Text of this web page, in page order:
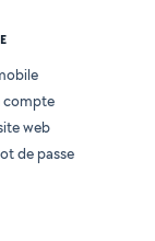
compte
web
de passe